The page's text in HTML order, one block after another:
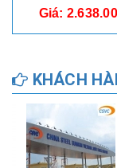
Giá:
KHÁCH